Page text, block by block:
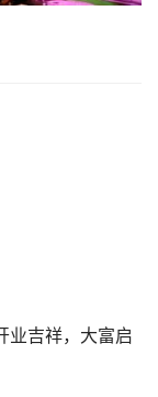
业吉祥，大富启